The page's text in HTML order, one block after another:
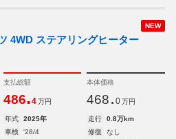
NEW
4WD ステアリングヒーター
支払総額
486.4 万円
本体価格
468. 0 万円
年式 2025年 走行
0.8万km
車検
'28/4 修復
なし